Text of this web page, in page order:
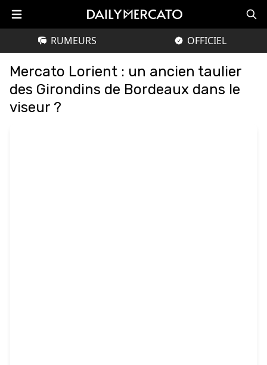
RUMEURS OFFICIEL
Mercato Lorient : un ancien taulier
des Girondins de Bordeaux dans le
viseur ?